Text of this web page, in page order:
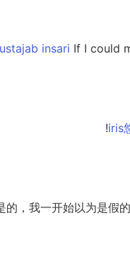
If I could
的，我一开始以为是假